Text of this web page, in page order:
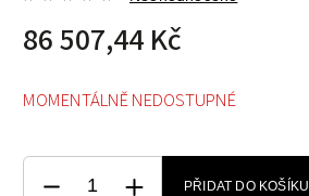
86 507,44 Kč
MOMENTÁLNĚ NEDOSTUPNÉ
PŘIDAT DO KOŠÍKU